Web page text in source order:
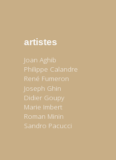
artistes
Joan Aghib
Philippe Calandre
René Fumeron
Joseph Ghin
Didier Goupy
Marie Imbert
Roman Minin
Sandro Pacucci